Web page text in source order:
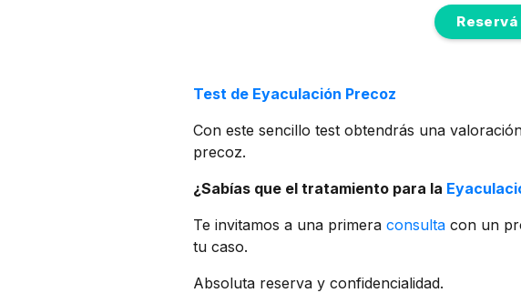
Test de Eyaculación Precoz
Con este sencillo test obtendrás una
precoz.
¿Sabías que el tratamiento para la
Te invitamos a una primera consulta con un
tu caso.
Absoluta reserva y confidencialidad.